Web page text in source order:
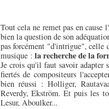
Tout cela ne remet pas en cause
bien la question de son
pas forcément "d'intrigue", celle
musique : la recherche de la
Je crois qu'il faut savoir adapter
fiertés de compositeurs
bien réussi : Holliger,
Reverdy, Ekström. Et puis les
Lesur, Aboulker...